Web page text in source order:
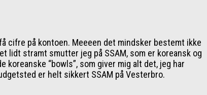
cifre på kontoen. Meeeen det mindsker bestemt ikke
lidt stramt smutter jeg på SSAM, som er koreansk og
koreanske “bowls”, som giver mig alt det, jeg har
er helt sikkert SSAM på Vesterbro.